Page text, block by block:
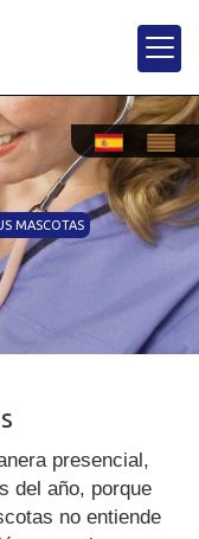
MASCOTAS
presencial,
del año, porque
no entiende